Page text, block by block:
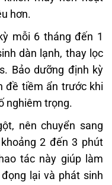
hơn.
mỗi 6 tháng đến 1
dàn lạnh, thay lọc
Bảo dưỡng định kỳ
đề tiềm ẩn trước khi
nghiêm trọng.
nên chuyển sang
2 đến 3 phút
tác này giúp làm
lại và phát sinh